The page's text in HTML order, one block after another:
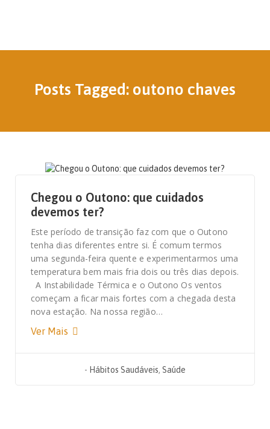
Posts Tagged: outono chaves
Chegou o Outono: que cuidados
devemos ter?
Este período de transição faz com que o Outono
tenha dias diferentes entre si. É comum termos
uma segunda-feira quente e experimentarmos uma
temperatura bem mais fria dois ou três dias depois.
A Instabilidade Térmica e o Outono Os ventos
começam a ficar mais fortes com a chegada desta
nova estação. Na nossa região…
Ver Mais
- Hábitos Saudáveis, Saúde